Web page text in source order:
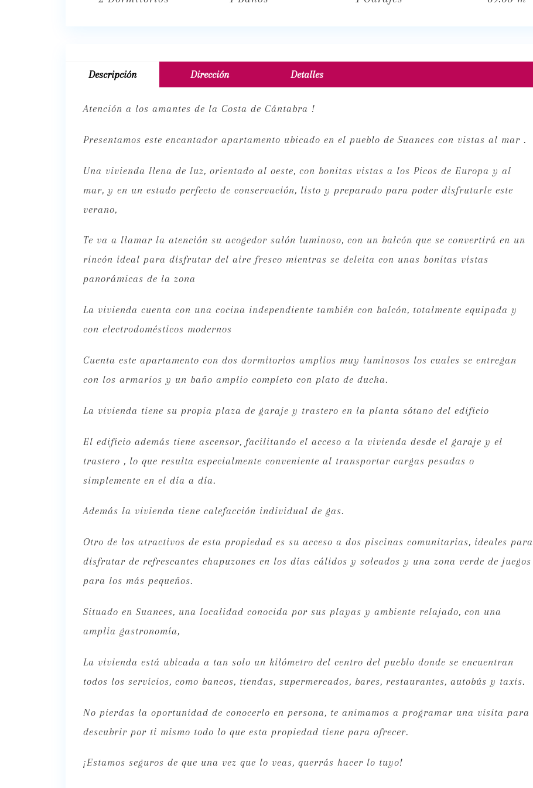
Descripción Dirección Detalles
Atención a los amantes de la Costa de Cántabra !
Presentamos este encantador apartamento ubicado en el pueblo de Suances con vistas al mar .
Una vivienda llena de luz, orientado al oeste, con bonitas vistas a los Picos de Europa y al
mar, y en un estado perfecto de conservación, listo y preparado para poder disfrutarle este
verano,
Te va a llamar la atención su acogedor salón luminoso, con un balcón que se convertirá en un
rincón ideal para disfrutar del aire fresco mientras se deleita con unas bonitas vistas
panorámicas de la zona
La vivienda cuenta con una cocina independiente también con balcón, totalmente equipada y
con electrodomésticos modernos
Cuenta este apartamento con dos dormitorios amplios muy luminosos los cuales se entregan
con los armarios y un baño amplio completo con plato de ducha.
La vivienda tiene su propia plaza de garaje y trastero en la planta sótano del edificio
El edificio además tiene ascensor, facilitando el acceso a la vivienda desde el garaje y el
trastero , lo que resulta especialmente conveniente al transportar cargas pesadas o
simplemente en el día a día.
Además la vivienda tiene calefacción individual de gas.
Otro de los atractivos de esta propiedad es su acceso a dos piscinas comunitarias, ideales para
disfrutar de refrescantes chapuzones en los días cálidos y soleados y una zona verde de juegos
para los más pequeños.
Situado en Suances, una localidad conocida por sus playas y ambiente relajado, con una
amplia gastronomía,
La vivienda está ubicada a tan solo un kilómetro del centro del pueblo donde se encuentran
todos los servicios, como bancos, tiendas, supermercados, bares, restaurantes, autobús y taxis.
No pierdas la oportunidad de conocerlo en persona, te animamos a programar una visita para
descubrir por ti mismo todo lo que esta propiedad tiene para ofrecer.
¡Estamos seguros de que una vez que lo veas, querrás hacer lo tuyo!